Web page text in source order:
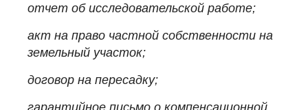
отчет об исследовательской работе;
акт на право частной собственности на
земельный участок;
договор на пересадку;
гарантийное письмо о компенсационной